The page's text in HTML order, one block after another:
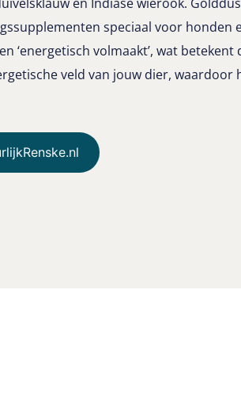
speciaal voor honden
‘energetisch volmaakt’, wat
veld van jouw dier,